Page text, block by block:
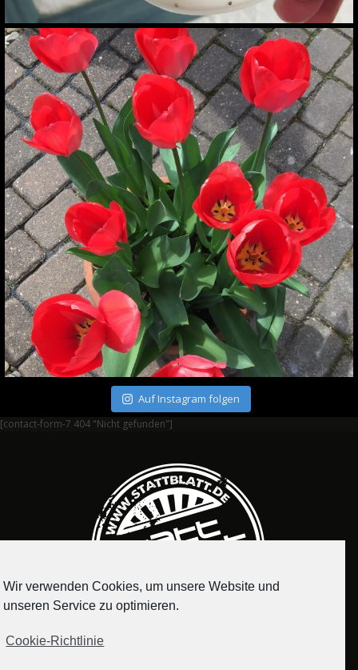
Auf Instagram folgen
[contact-form-7 404 "Nicht gefunden"]
Wir verwenden Cookies, um unsere Website und
unseren Service zu optimieren.
Cookie-Richtlinie